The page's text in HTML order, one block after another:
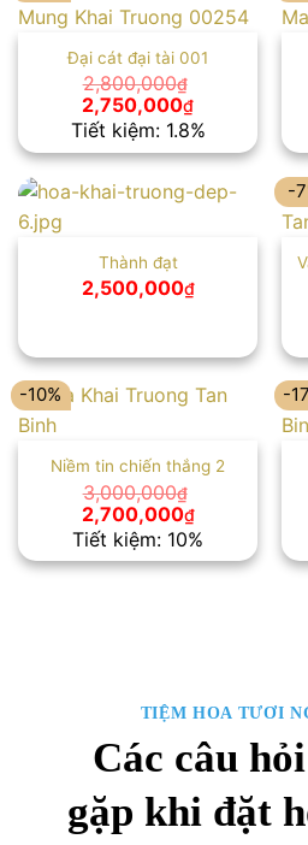
Đại cát đại tài 001
2,800,000₫
Giá
gốc
là:
2,800,000₫.
2,750,000₫Giá
hiện
tại
là:
2,750,000₫.
Tiết kiệm: 1.8%
Thành đạt
2,500,000₫
-
-10%
Niềm tin chiến thắng 2
3,000,000₫
Giá
gốc
là:
3,000,000₫.
2,700,000₫Giá
hiện
tại
là:
Tiết kiệm: 10%
-
TIỆM HOA TƯƠI
Các câu
gặp khi đặt